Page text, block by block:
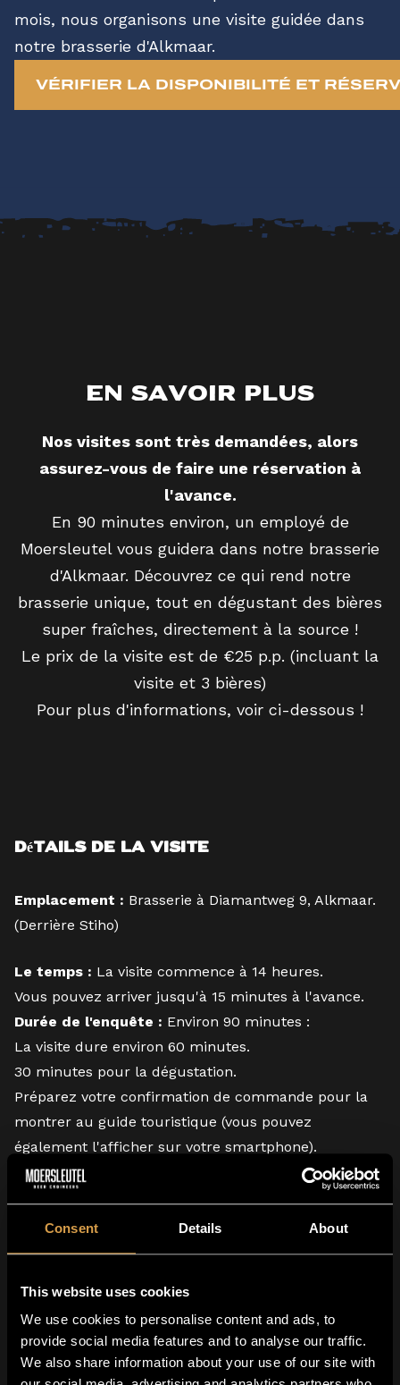
Consent Details About
This website uses cookies
We use cookies to personalise content and ads, to
provide social media features and to analyse our traffic.
We also share information about your use of our site with
mois, nous organisons une visite guidée dans
notre brasserie d'Alkmaar.
VÉRIFIER LA DISPONIBILITÉ ET
En savoir plus
Nos visites sont très demandées, alors
assurez-vous de faire une réservation à
l'avance.
En 90 minutes environ, un employé de
Moersleutel vous guidera dans notre brasserie
d'Alkmaar. Découvrez ce qui rend notre
brasserie unique, tout en dégustant des bières
super fraîches, directement à la source !
Le prix de la visite est de €25 p.p. (incluant la
visite et 3 bières)
Pour plus d'informations, voir ci-dessous !
Détails de la visite
Emplacement : Brasserie à Diamantweg 9, Alkmaar.
(Derrière Stiho)
Le temps : La visite commence à 14 heures.
Vous pouvez arriver jusqu'à 15 minutes à l'avance.
Durée de l'enquête : Environ 90 minutes :
La visite dure environ 60 minutes.
30 minutes pour la dégustation.
Préparez votre confirmation de commande pour la
montrer au guide touristique (vous pouvez
également l'afficher sur votre smartphone).
Mineurs et animaux domestiques :
sécurité.
Accessibilité :
Certaines zones de la brasserie peuvent être difficiles
d'accès pour les visiteurs à mobilité réduite.